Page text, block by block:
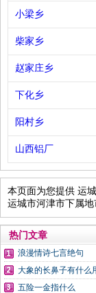
小梁乡
柴家乡
赵家庄乡
下化乡
阳村乡
山西铝厂
本页面为您提供 运
运城市河津市下属地
热门文章
浪漫情诗七言绝句
大象的长鼻子有什么
五险一金指什么